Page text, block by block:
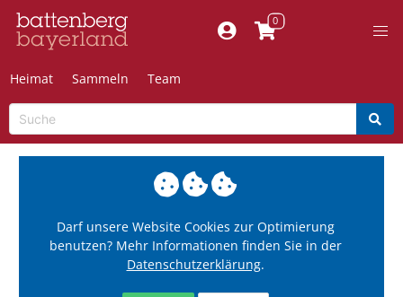
Heimat Sammeln Team
Darf unsere Website Cookies zur Optimierung
benutzen? Mehr Informationen finden Sie in der
Datenschutzerklärung.